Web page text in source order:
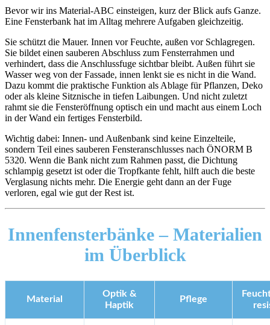
Bevor wir ins Material-ABC einsteigen, kurz der Blick aufs Ganze.
Eine Fensterbank hat im Alltag mehrere Aufgaben gleichzeitig.
Sie schützt die Mauer. Innen vor Feuchte, außen vor Schlagregen.
Sie bildet einen sauberen Abschluss zum Fensterrahmen und
verhindert, dass die Anschlussfuge sichtbar bleibt. Außen führt sie
Wasser weg von der Fassade, innen lenkt sie es nicht in die Wand.
Dazu kommt die praktische Funktion als Ablage für Pflanzen, Deko
oder als kleine Sitznische in tiefen Laibungen. Und nicht zuletzt
rahmt sie die Fensteröffnung optisch ein und macht aus einem Loch
in der Wand ein fertiges Fensterbild.
Wichtig dabei: Innen- und Außenbank sind keine Einzelteile,
sondern Teil eines sauberen Fensteranschlusses nach ÖNORM B
5320. Wenn die Bank nicht zum Rahmen passt, die Dichtung
schlampig gesetzt ist oder die Tropfkante fehlt, hilft auch die beste
Verglasung nichts mehr. Die Energie geht dann an der Fuge
verloren, egal wie gut der Rest ist.
Innenfensterbänke – Materialien
im Überblick
Material
Optik &
Haptik
Pflege